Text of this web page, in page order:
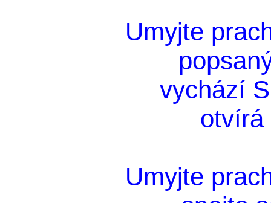
Umyjte
vychází
otvírá
Umyjte